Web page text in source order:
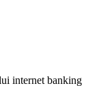
internet banking